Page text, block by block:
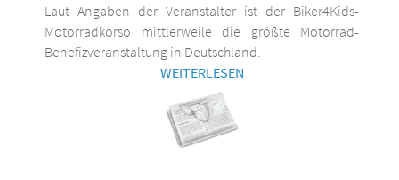
Laut Angaben der Veranstalter ist der Biker4Kids-
Motorradkorso mittlerweile die größte Motorrad-
Benefizveranstaltung in Deutschland.
WEITERLESEN